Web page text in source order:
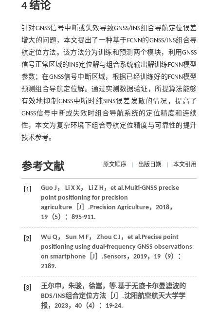
4 结论
针对GNSS信号中断或失效导致GNSS/INS组合导航定位误差
增大的问题，本文提出了一种基于FCNN的GNSS/INS组合导
航定位方法。该方法分为训练和预测两个模块，利用GNSS
信号正常区域的INS定位解与组合系统输出解训练FCNN模型
参数；在GNSS信号中断区域，根据已经训练好的FCNN模型
预测组合导航定位解。通过实测数据验证，所提算法能够
有效地抑制GNSS中断时纯SINS误差发散的情况，提高了
GNSS信号中断或失效时组合导航系统的定位精度和连续
性，本文为复杂环境下组合导航定位精度与可靠性的提升
技术参考。
参考文献 原文顺序 出版日期 本文引用
[1] Guo J ， Li X X， Li Z H ， et al.Multi-GNSS precise
point positioning for precision
agriculture［J］.Precision Agriculture， 2018，
19（5）：895-911.
[2] Wu Q， Sun M F， Zhou C J ， et al.Precise point
positioning using dual-frequency GNSS observations
on smartphone［J］.Sensors， 2019， 19（9）：
2189.
[3] 王尔申，朱骏，徐嵩， 等.基于无迹卡尔曼滤波的
BDS/INS组合定位方法［J］.沈阳航空航天大学学
报， 2023， 40（4）：19-24.